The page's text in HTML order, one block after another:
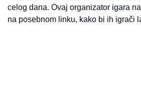
celog dana. Ovaj organizator igara
na posebnom linku, kako bi ih igrači